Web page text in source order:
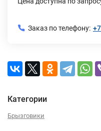
Заказ по телефону:
Категории
Брызговики